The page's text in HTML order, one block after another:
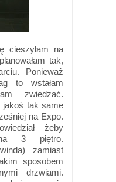
cieszyłam na
tak,
Ponieważ
to wstałam
zwiedzać.
jakoś tak same
na Expo.
żeby
3 piętro.
zamiast
sposobem
drzwiami.